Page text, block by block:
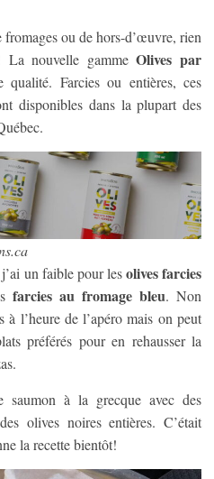
ou de hors-d’œuvre, rien
La nouvelle gammeOlives par
qualité. Farcies ou entières, ces
disponibles dans la plupart des
un faible pour lesolives farcies
farcies au fromage bleu. Non
à l’heure de l’apéro mais on peut
préférés pour en rehausser la
à la grecque avec des
olives noires entières. C’était
la recette bientôt!